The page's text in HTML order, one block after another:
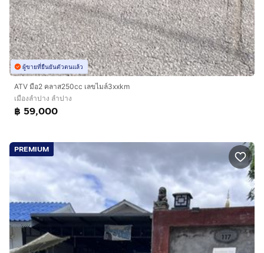
ผู้ขายที่ยืนยันตัวตนแล้ว
ATV มือ2 คลาส250cc เลขไมล์3xxkm
เมืองลำปาง ลำปาง
฿ 59,000
PREMIUM